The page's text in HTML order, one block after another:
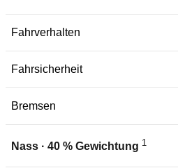
Fahrverhalten
Fahrsicherheit
Bremsen
Nass · 40 % Gewichtung 1